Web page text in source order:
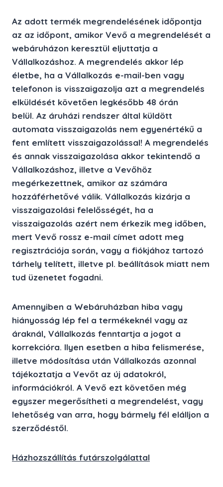
Az adott termék megrendelésének időpontja
az az időpont, amikor Vevő a megrendelését a
webáruházon keresztül eljuttatja a
Vállalkozáshoz. A megrendelés akkor lép
életbe, ha a Vállalkozás e-mail-ben vagy
telefonon is visszaigazolja azt a megrendelés
elküldését követően legkésőbb 48 órán
belül. Az áruházi rendszer által küldött
automata visszaigazolás nem egyenértékű a
fent említett visszaigazolással! A megrendelés
és annak visszaigazolása akkor tekintendő a
Vállalkozáshoz, illetve a Vevőhöz
megérkezettnek, amikor az számára
hozzáférhetővé válik. Vállalkozás kizárja a
visszaigazolási felelősségét, ha a
visszaigazolás azért nem érkezik meg időben,
mert Vevő rossz e-mail címet adott meg
regisztrációja során, vagy a fiókjához tartozó
tárhely telített, illetve pl. beállítások miatt nem
tud üzenetet fogadni.
Amennyiben a Webáruházban hiba vagy
hiányosság lép fel a termékeknél vagy az
áraknál, Vállalkozás fenntartja a jogot a
korrekcióra. Ilyen esetben a hiba felismerése,
illetve módosítása után Vállalkozás azonnal
tájékoztatja a Vevőt az új adatokról,
információkról. A Vevő ezt követően még
egyszer megerősítheti a megrendelést, vagy
lehetőség van arra, hogy bármely fél elálljon a
szerződéstől.
Házhozszállítás futárszolgálattal